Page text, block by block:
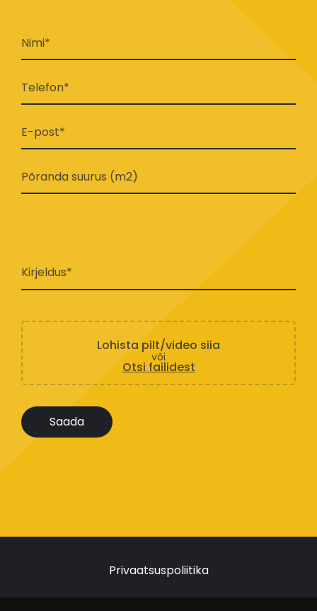
Nimi*
Telefon*
E-post*
Põranda suurus (m2)
Kirjeldus*
Lohista pilt/video siia
või
Otsi failidest
Privaatsuspoliitika